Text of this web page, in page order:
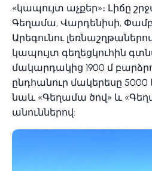
«կապույտ աչքեր»։ Լիճը
Գեղամա, Վարդենիսի,
Արեգունու
կապույտ գեղեցկուհին
մակարդակից 1900 մ
ընդհանուր մակերեսը 5000
նաև «Գեղամա ծով» և
անուններով: